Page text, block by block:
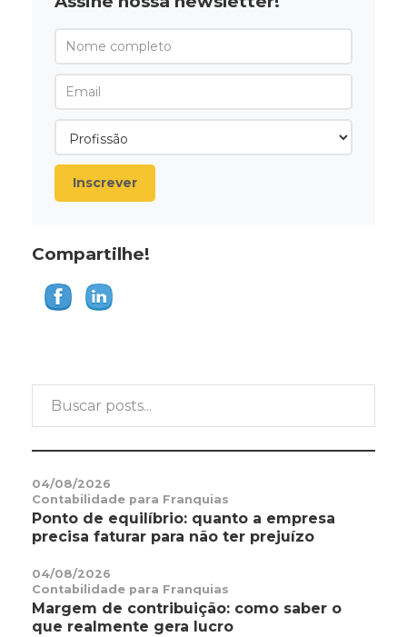
Inscrever
Compartilhe!
04/08/2026
Contabilidade para Franquias
Ponto de equilíbrio: quanto a empresa
precisa faturar para não ter prejuízo
04/08/2026
Contabilidade para Franquias
Margem de contribuição: como saber o
que realmente gera lucro